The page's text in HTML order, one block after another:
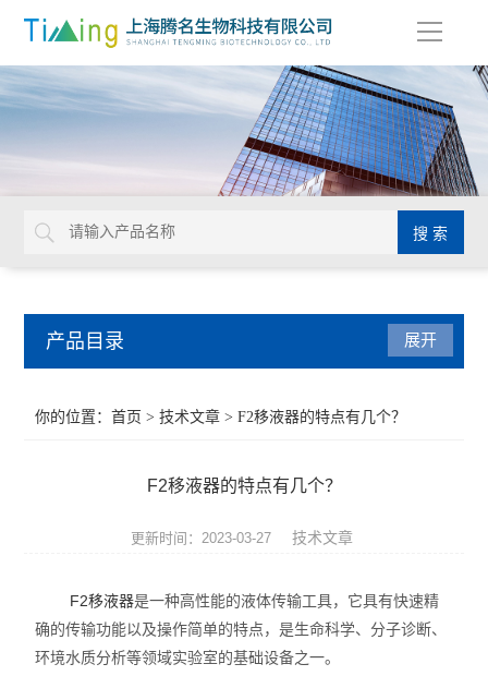
导
产品目录
实验室纯水
微孔板仪器
展开
你的位置：首页 >技术文章 > F2移液器的特点有几个？
F2移液器的特点有几个？
更新时间：2023-03-27 技术文章
F2移液器是一种高性能的液体传输工具，它具有快速精
确的传输功能以及操作简单的特点，是生命科学、分子诊断、
环境水质分析等领域实验室的基础设备之一。